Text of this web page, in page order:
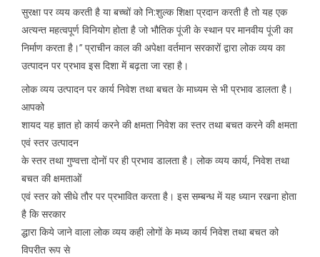
सुरक्षा पर व्यय करती है या बच्चों को नि:शुल्क शिक्षा प्रदान करती है तो यह एक
अत्यन्त महत्वपूर्ण विनियोग होता है जो भौतिक पूंजी के स्थान पर मानवीय पूंजी का
निर्माण करता है।’’ प्राचीन काल की अपेक्षा वर्तमान सरकारों द्वारा लोक व्यय का
उत्पादन पर प्रभाव इस दिशा में बढ़ता जा रहा है।
लोक व्यय उत्पादन पर कार्य निवेश तथा बचत के माध्यम से भी प्रभाव डालता है।
आपको
शायद यह ज्ञात हो कार्य करने की क्षमता निवेश का स्तर तथा बचत करने की क्षमता
एवं स्तर उत्पादन
के स्तर तथा गुण्वत्ता दोनों पर ही प्रभाव डालता है। लोक व्यय कार्य, निवेश तथा
बचत की क्षमताओं
एवं स्तर को सीधे तौर पर प्रभावित करता है। इस सम्बन्ध में यह ध्यान रखना होता
है कि सरकार
द्धारा किये जाने वाला लोक व्यय कही लोगों के मध्य कार्य निवेश तथा बचत को
विपरीत रूप से